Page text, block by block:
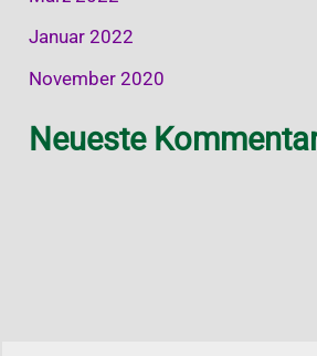
Januar 2022
November 2020
Neueste